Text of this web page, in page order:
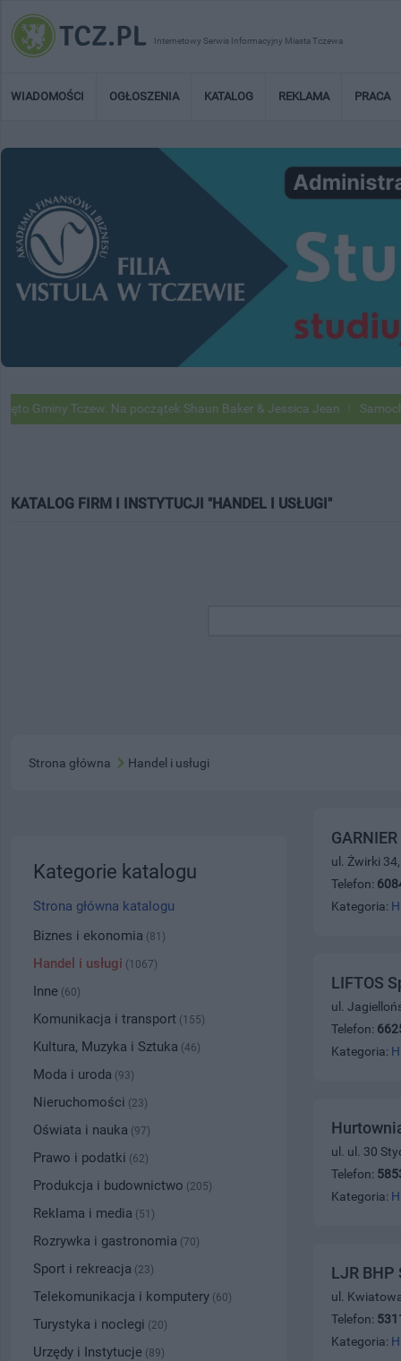
Internetowy Serwis Informacyjny Miasta Tczewa
WIADOMOŚCI OGŁOSZENIA KATALOG REKLAMA PRACA
Tczew. Na początek Shaun Baker & Jessica Jean Samochody
KATALOG FIRM I INSTYTUCJI "HANDEL I USŁUGI"
Strona główna Handel i usługi
GARNIER
ul. Żwirki
Telefon:
Kategoria:
LIFTOS
ul.
Telefon:
Kategoria:
ul. ul. 30
Telefon:
Kategoria:
LJR BHP
ul.
Telefon:
Kategoria:
Kategorie katalogu
Strona główna katalogu
Biznes i ekonomia (81)
Handel i usługi (1067)
Inne (60)
Komunikacja i transport (155)
Kultura, Muzyka i Sztuka (46)
Moda i uroda (93)
Nieruchomości (23)
Oświata i nauka (97)
Prawo i podatki (62)
Produkcja i budownictwo (205)
Reklama i media (51)
Rozrywka i gastronomia (70)
Sport i rekreacja (23)
Telekomunikacja i komputery (60)
Turystyka i noclegi (20)
Urzędy i Instytucje (89)